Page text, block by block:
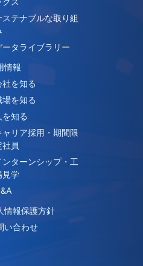
ステナブルな取り組
ータライブラリー
情報
社を知る
場を知る
を知る
ャリア採用・期間限
社員
ンターンシップ・工
見学
情報保護方針
い合わせ